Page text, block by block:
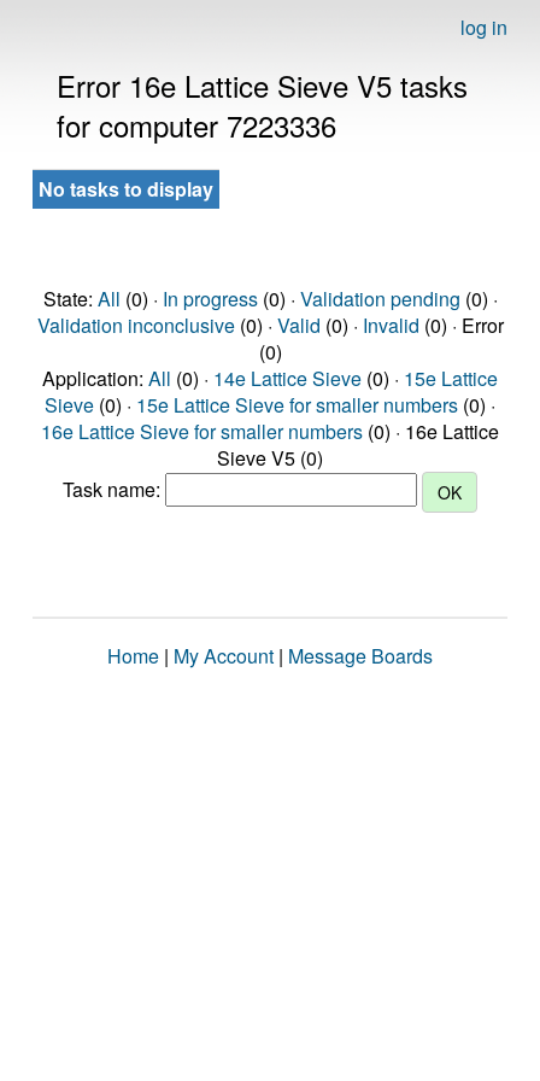
log in
Error 16e Lattice Sieve V5 tasks
for computer 7223336
No tasks to display
State: All (0) · In progress(0) · Validation pending (0) ·
Validation inconclusive(0) · Valid (0) · Invalid (0) · Error
(0)
Application: All (0) · 14e Lattice Sieve (0) · 15e Lattice
Sieve (0) · 15e Lattice Sieve for smaller numbers (0) ·
16e Lattice Sieve for smaller numbers (0) · 16e Lattice
Sieve V5 (0)
Task name:
Home | My Account | Message Boards